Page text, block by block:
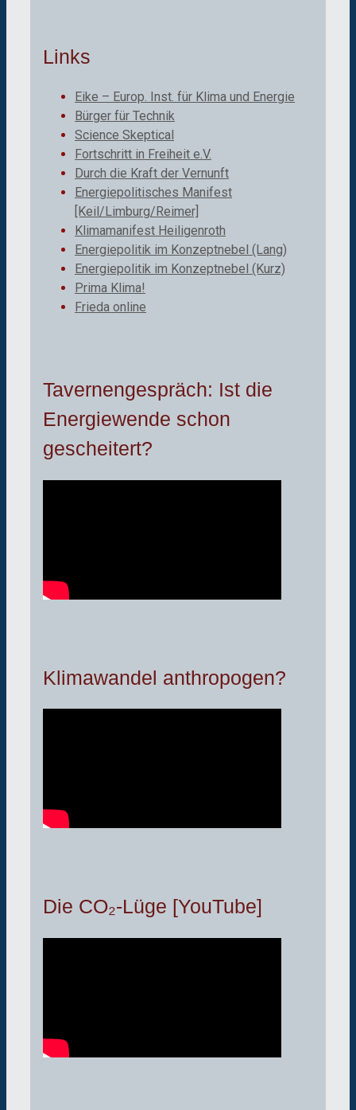
Links
Eike – Europ. Inst. für Klima und Energie
Bürger für Technik
Science Skeptical
Fortschritt in Freiheit e.V.
Durch die Kraft der Vernunft
Energiepolitisches Manifest
[Keil/Limburg/Reimer]
Klimamanifest Heiligenroth
Energiepolitik im Konzeptnebel (Lang)
Energiepolitik im Konzeptnebel (Kurz)
Prima Klima!
Frieda online
Tavernengespräch: Ist die
Energiewende schon
gescheitert?
Klimawandel anthropogen?
Die CO₂-Lüge [YouTube]